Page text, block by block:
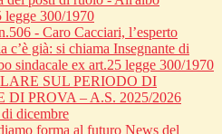
legge 300/1970
- Caro Cacciari, l’esperto
c’è già: si chiama Insegnante di
sindacale ex art.25 legge 300/1970
SUL PERIODO DI
PROVA – A.S. 2025/2026
dicembre
forma al futuro News del